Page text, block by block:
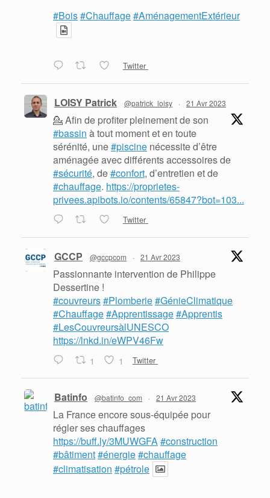
#Bois#Chauffage#AménagementExtérieur
Twitter
LOISY Patrick @patrick_loisy · 21 Avr 2023
💁 Afin de profiter pleinement de son
#bassin à tout moment et en toute
sérénité, une#piscine nécessite d’être
aménagée avec différents accessoires de
#sécurité, de#confort, d’entretien et de
#chauffage. https://proprietes-
privees.apibots.io/contents/65847?bot=103...
Twitter
GCCP @gccpcom · 21 Avr 2023
Passionnante intervention de Philippe
Dessertine !
#couvreurs#Plomberie#GénieClimatique
#Chauffage#Apprentissage#Apprentis
#LesCouvreursàlUNESCO
https://lnkd.in/eWPV46Fw
1 1 Twitter
Batinfo @batinfo_com · 21 Avr 2023
La France encore sous-équipée pour
régler ses chauffages
https://buff.ly/3MUWGFA#construction
#bâtiment#énergie#chauffage
#climatisation #pétrole